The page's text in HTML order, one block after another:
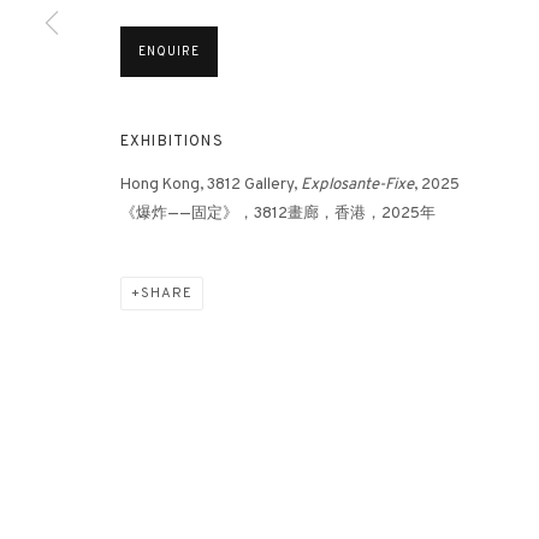
ENQUIRE
EXHIBITIONS
Hong Kong, 3812 Gallery, Explosante-Fixe, 2025
《爆炸——固定》，3812畫廊，香港，2025年
SHARE